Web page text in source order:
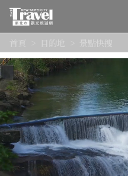
主
要
內
容
區
塊
首頁 目的地 景點快搜